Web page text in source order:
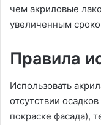
чем акриловые
увеличенным
Правила
Использовать
отсутствии
покраске фасада),